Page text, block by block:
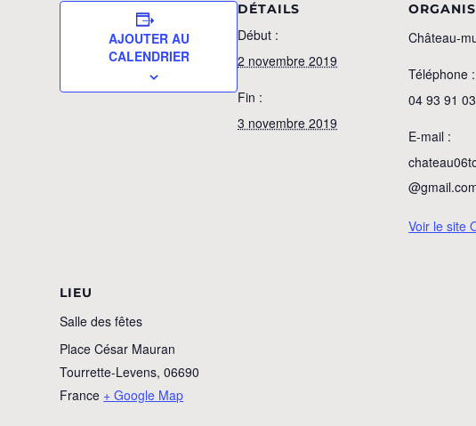
AJOUTER AU
CALENDRIER
DÉTAILS
Début :
2 novembre 2019
Fin :
3 novembre 2019
Château-
Téléphone :
04 93 91
E-mail :
Voir le site
LIEU
Salle des fêtes
Place César Mauran
Tourrette-Levens, 06690
France + Google Map